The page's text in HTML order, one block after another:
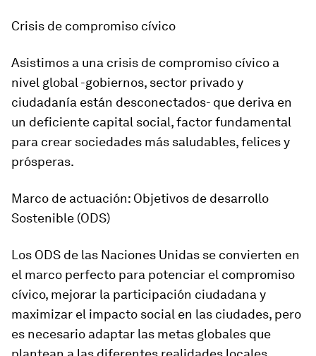
Crisis de compromiso cívico
Asistimos a una crisis de compromiso cívico a
nivel global -gobiernos, sector privado y
ciudadanía están desconectados- que deriva en
un deficiente capital social, factor fundamental
para crear sociedades más saludables, felices y
prósperas.
Marco de actuación: Objetivos de desarrollo
Sostenible (ODS)
Los ODS de las Naciones Unidas se convierten en
el marco perfecto para potenciar el compromiso
cívico, mejorar la participación ciudadana y
maximizar el impacto social en las ciudades, pero
es necesario adaptar las metas globales que